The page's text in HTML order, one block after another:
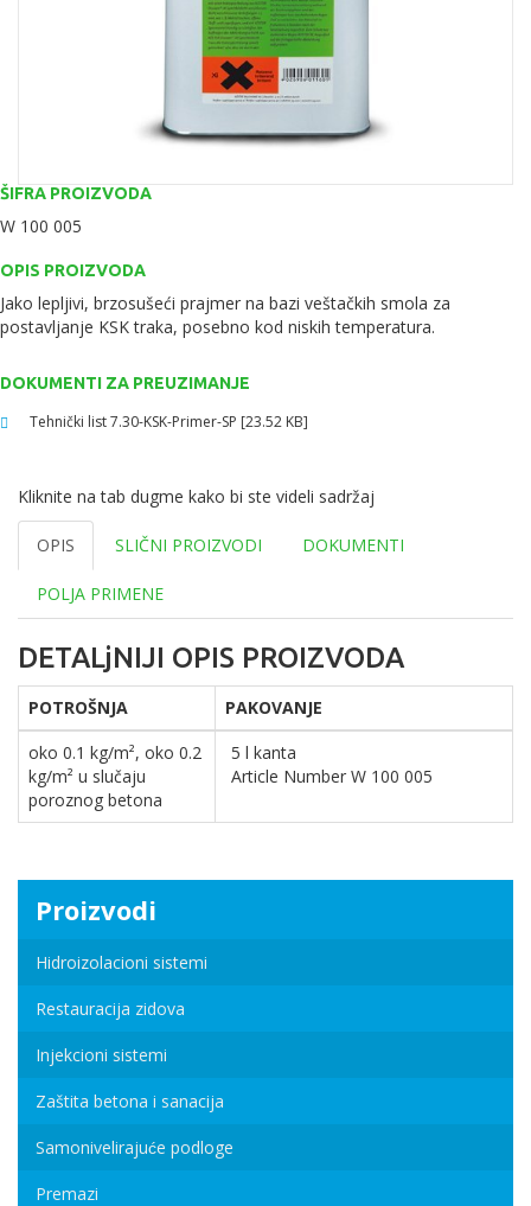
ŠIFRA PROIZVODA
W 100 005
OPIS PROIZVODA
Jako lepljivi, brzosušeći prajmer na bazi veštačkih smola za
postavljanje KSK traka, posebno kod niskih temperatura.
DOKUMENTI ZA PREUZIMANJE
Tehnički list 7.30-KSK-Primer-SP [23.52 KB]
Kliknite na tab dugme kako bi ste videli sadržaj
OPIS SLIČNI PROIZVODI DOKUMENTI
POLJA PRIMENE
DETALjNIJI OPIS PROIZVODA
POTROŠNJA
PAKOVANJE
oko 0.1 kg/m², oko 0.2
kg/m² u slučaju
poroznog betona
5 l kanta
Article Number W 100 005
Proizvodi
Hidroizolacioni sistemi
Restauracija zidova
Injekcioni sistemi
Zaštita betona i sanacija
Samonivelirajuće podloge
Premazi